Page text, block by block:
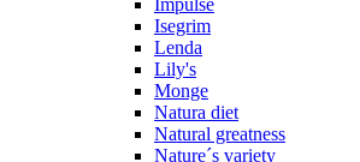
Impulse
Isegrim
Lenda
Lily's
Monge
Natura diet
Natural greatness
Nature´s variety